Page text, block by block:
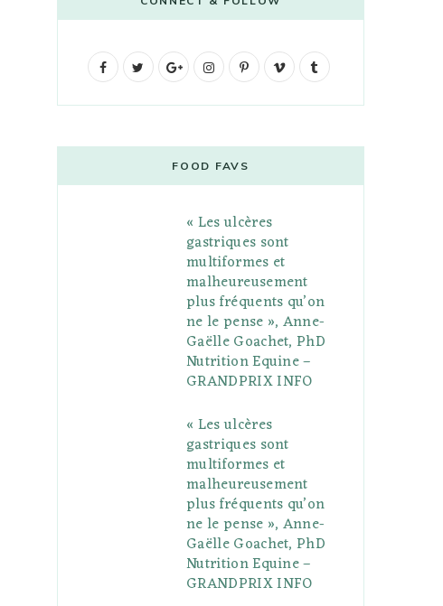
F
b
t
G
g
l
e
P
u
s
I
t
a
g
r
a
P
e
r
e
s
V
o
l
FOOD FAVS
« Les ulcères
gastriques sont
multiformes et
malheureusement
plus fréquents qu’on
ne le pense », Anne-
Gaëlle Goachet, PhD
Nutrition Equine –
GRANDPRIX INFO
« Les ulcères
gastriques sont
multiformes et
malheureusement
plus fréquents qu’on
ne le pense », Anne-
Gaëlle Goachet, PhD
Nutrition Equine –
GRANDPRIX INFO